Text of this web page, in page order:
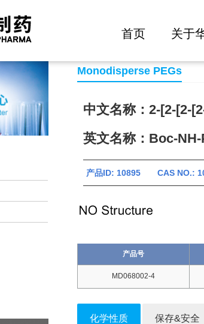
首页 关于
品中心 Boc-NH-PEG4-OH
Monodisperse PEGs
中文名称：2-[2-[2-
英文名称：Boc-NH-
产品ID: 10895 CAS NO.:
产品号
MD068002-4
化学性质 保存&安全